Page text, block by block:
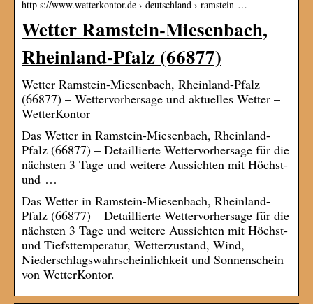
http s://www.wetterkontor.de › deutschland › ramstein-…
Wetter Ramstein-Miesenbach,
Rheinland-Pfalz (66877)
Wetter Ramstein-Miesenbach, Rheinland-Pfalz
(66877) – Wettervorhersage und aktuelles Wetter –
WetterKontor
Das Wetter in Ramstein-Miesenbach, Rheinland-
Pfalz (66877) – Detaillierte Wettervorhersage für die
nächsten 3 Tage und weitere Aussichten mit Höchst-
und …
Das Wetter in Ramstein-Miesenbach, Rheinland-
Pfalz (66877) – Detaillierte Wettervorhersage für die
nächsten 3 Tage und weitere Aussichten mit Höchst-
und Tiefsttemperatur, Wetterzustand, Wind,
Niederschlagswahrscheinlichkeit und Sonnenschein
von WetterKontor.